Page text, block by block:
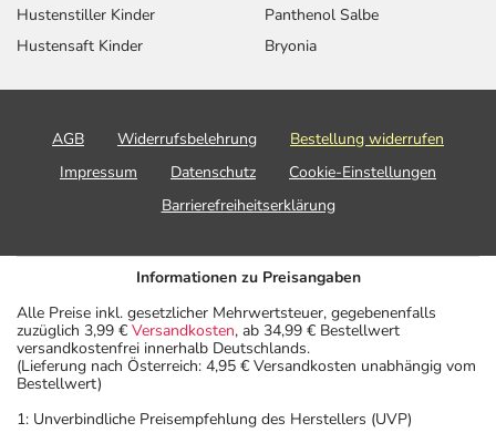
Hustenstiller Kinder
Hustensaft Kinder
Panthenol Salbe
Bryonia
AGB Widerrufsbelehrung
Bestellung widerrufen
Impressum
Datenschutz
Cookie-Einstellungen
Barrierefreiheitserklärung
Informationen zu Preisangaben
Alle Preise inkl. gesetzlicher Mehrwertsteuer, gegebenenfalls
zuzüglich 3,99 € Versandkosten, ab 34,99 € Bestellwert
versandkostenfrei innerhalb Deutschlands.
(Lieferung nach Österreich: 4,95 € Versandkosten unabhängig vom
Bestellwert)
1: Unverbindliche Preisempfehlung des Herstellers (UVP)